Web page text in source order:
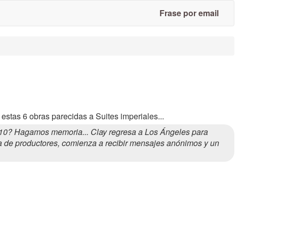
Frase por email
6 obras parecidas a Suites imperiales...
Hagamos memoria... Clay regresa a Los Ángeles para
productores, comienza a recibir mensajes anónimos y un